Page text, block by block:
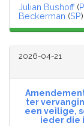
Julian Bushoff(
Beckerman (SP)
2026-04-21
ter
een veilige,
ieder die